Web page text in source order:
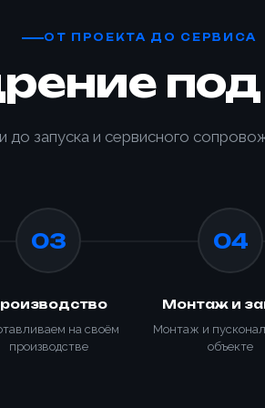
ОТ ПРОЕКТА ДО СЕРВИСА
до запуска и сервисного
03
на своём
производстве
04
Монтаж и
Монтаж и
объекте